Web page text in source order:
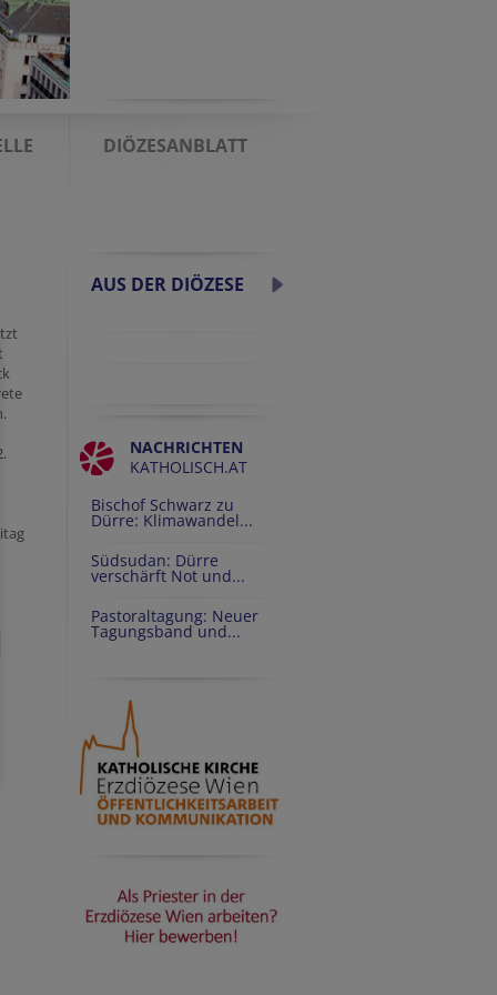
DIÖZESANBLATT
AUS DER DIÖZESE
NACHRICHTEN
KATHOLISCH.AT
Bischof Schwarz zu
Dürre: Klimawandel...
Südsudan: Dürre
verschärft Not und...
Pastoraltagung: Neuer
Tagungsband und...